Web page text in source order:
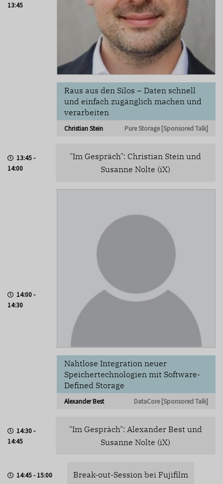
13:45
Raus aus den Silos – Daten schnell
und einfach zugänglich machen und
verarbeiten
Christian Stein Pure Storage [Sponsored Talk]
13:45 -
14:00
"Im Gespräch": Christian Stein und
Susanne Nolte (iX)
14:00 -
14:30
Nahtlose Integration neuer
Speichertechnologien mit Software-
Defined Storage
Alexander Best DataCore [Sponsored Talk]
14:30 -
14:45
"Im Gespräch": Alexander Best und
Susanne Nolte (iX)
14:45 - 15:00 Break-out-Session bei Fujifilm